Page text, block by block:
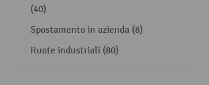
(40)
Spostamento in azienda (8)
Ruote industriali (80)